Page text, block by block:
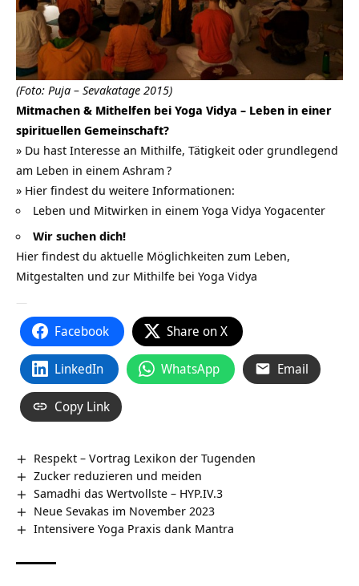
(Foto: Puja – Sevakatage 2015)
Mitmachen & Mithelfen bei Yoga Vidya – Leben in einer
spirituellen Gemeinschaft?
» Du hast Interesse an Mithilfe, Tätigkeit oder grundlegend
am Leben in einem Ashram ?
» Hier findest du weitere Informationen:
Leben und Mitwirken in einem Yoga Vidya Yogacenter
Wir suchen dich!
Hier findest du aktuelle Möglichkeiten zum Leben,
Mitgestalten und zur Mithilfe bei Yoga Vidya
—
Facebook Share on X
LinkedIn WhatsApp Email
Copy Link
Respekt – Vortrag Lexikon der Tugenden
Zucker reduzieren und meiden
Samadhi das Wertvollste – HYP.IV.3
Neue Sevakas im November 2023
Intensivere Yoga Praxis dank Mantra